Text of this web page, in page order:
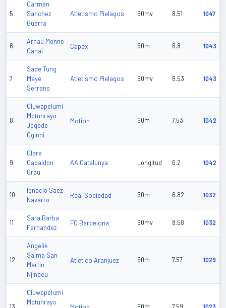
5
Carmen
Sanchez
Guerra
Atletismo Pielagos 60mv 8.51 1047
6
Arnau Monne
Canal
Capex 60m 6.8 1043
7
Sade Tung
Maye
Serrano
Atletismo Pielagos 60mv 8.53 1043
8
Oluwapelumi
Motunrayo
Jegede
Oginni
Motion 60m 7.53 1042
9
Clara
Gabaldon
Grau
AA Catalunya Longitud 6.2 1042
10
Ignacio Saez
Navarro
Real Sociedad 60m 6.82 1032
11
Sara Barba
Fernandez
FC Barcelona 60mv 8.58 1032
12
Angelik
Salma San
Martin
Njinbeu
Atletico Aranjuez 60m 7.57 1029
Oluwapelumi
Motunrayo